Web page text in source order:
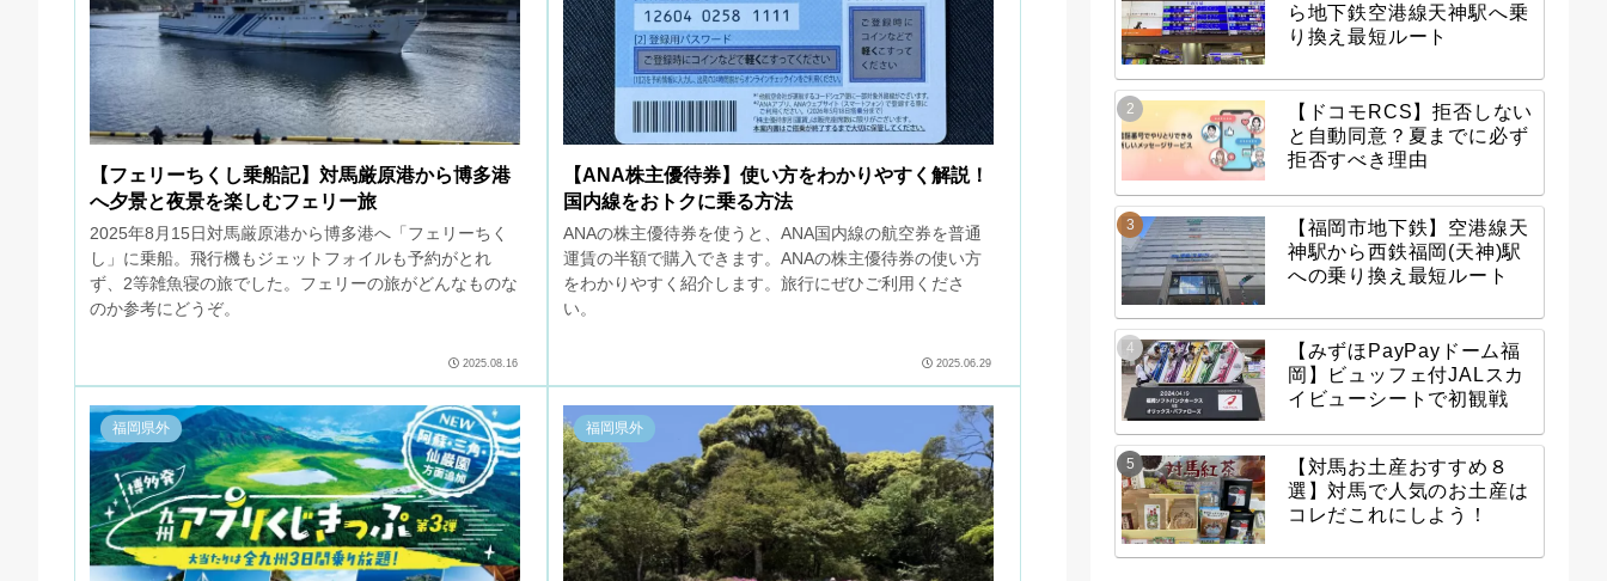
【フェリーちくし乗船記】対馬厳原港から博多港
へ夕景と夜景を楽しむフェリー旅
2025年8月15日対馬厳原港から博多港へ「フェリーちく
し」に乗船。飛行機もジェットフォイルも予約がとれ
ず、2等雑魚寝の旅でした。フェリーの旅がどんなものな
のか参考にどうぞ。
2025.08.16
【ANA株主優待券】使い方をわかりやすく解説！
国内線をおトクに乗る方法
ANAの株主優待券を使うと、ANA国内線の航空券を普通
運賃の半額で購入できます。ANAの株主優待券の使い方
をわかりやすく紹介します。旅行にぜひご利用くださ
い。
2025.06.29
福岡県外 福岡県外
ら地下鉄空港線天神駅へ乗
り換え最短ルート
【ドコモRCS】拒否しない
と自動同意？夏までに必ず
拒否すべき理由
【福岡市地下鉄】空港線天
神駅から西鉄福岡(天神)駅
への乗り換え最短ルート
【みずほPayPayドーム福
岡】ビュッフェ付JALスカ
イビューシートで初観戦
【対馬お土産おすすめ８
選】対馬で人気のお土産は
コレだこれにしよう！